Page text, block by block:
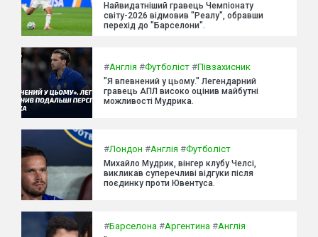
Найвидатніший гравець Чемпіонату
світу-2026 відмовив "Реалу", обравши
перехід до "Барселони".
#Англія #Футболіст #Півзахисник
"Я впевнений у цьому." Легендарний
гравець АПЛ високо оцінив майбутні
можливості Мудрика.
#Лондон #Англія #Футболіст
Михайло Мудрик, вінгер клубу Челсі,
викликав суперечливі відгуки після
поєдинку проти Ювентуса.
#Барселона #Аргентина #Англія